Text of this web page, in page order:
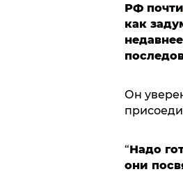
РФ почти
как
Он
“Надо
они